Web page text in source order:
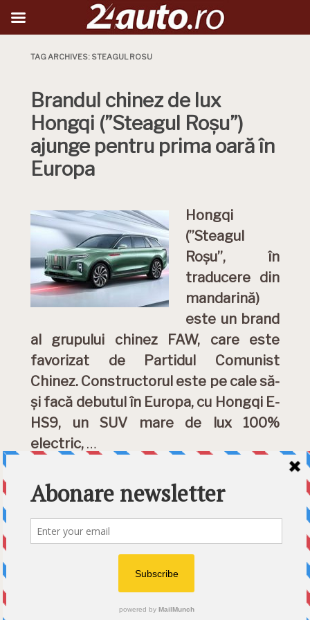
TAG ARCHIVES: STEAGUL ROSU
Brandul chinez de lux
Hongqi (”Steagul Roșu”)
ajunge pentru prima oară în
Europa
Hongqi
(”Steagul
Roșu”, în
traducere din
mandarină)
este un brand
al grupului chinez FAW, care este
favorizat de Partidul Comunist
Chinez. Constructorul este pe cale să-
și facă debutul în Europa, cu Hongqi E-
HS9, un SUV mare de lux 100%
electric, …
Category:News Etichete: Giles Taylor,Hongqi
E-HS9,Steagul Rosu